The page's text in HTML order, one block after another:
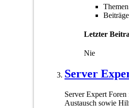
Letzter
Nie
Server
Server Expert
Austausch sowie